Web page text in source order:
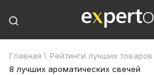
Главная \ Рейтинги лучших
8 лучших ароматических свечей